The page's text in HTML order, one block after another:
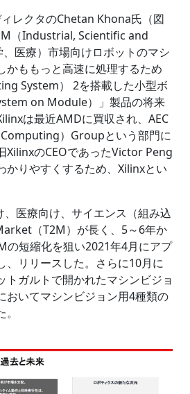
レクタのChetan Khona氏（図
（Industrial, Scientific and
医療）市場向けロボットのマシ
かももっと高速に処理するため
System） 2を搭載した小型ボ
on Module）」製品の将来
は最近AMDに買収され、AEC
Computing）Groupという部門に
XilinxのCEOであったVictor Peng
かりやすくするため、Xilinxとい
医療向け、サイエンス（組み込
（T2M）が長く、5～6年か
の短縮化を狙い2021年4月にアプ
、リリースした。さらに10月に
トガルトで開かれたマシンビジョ
おいてマシンビジョン用4種類の